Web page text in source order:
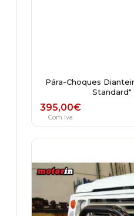
Pára-Choques
Standard"
395,00€
Com Iva